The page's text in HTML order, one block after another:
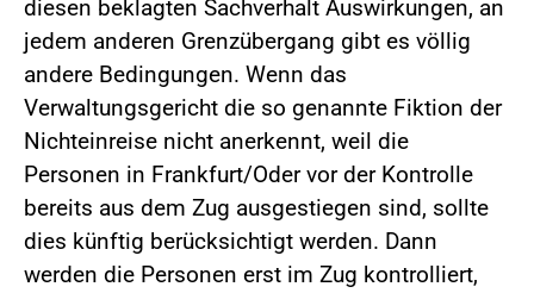
diesen beklagten Sachverhalt Auswirkungen, an
jedem anderen Grenzübergang gibt es völlig
andere Bedingungen. Wenn das
Verwaltungsgericht die so genannte Fiktion der
Nichteinreise nicht anerkennt, weil die
Personen in Frankfurt/Oder vor der Kontrolle
bereits aus dem Zug ausgestiegen sind, sollte
dies künftig berücksichtigt werden. Dann
werden die Personen erst im Zug kontrolliert,